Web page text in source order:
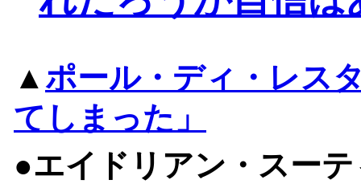
▲ ポール・ディ・レス
てしまった」
●エイドリアン・スー